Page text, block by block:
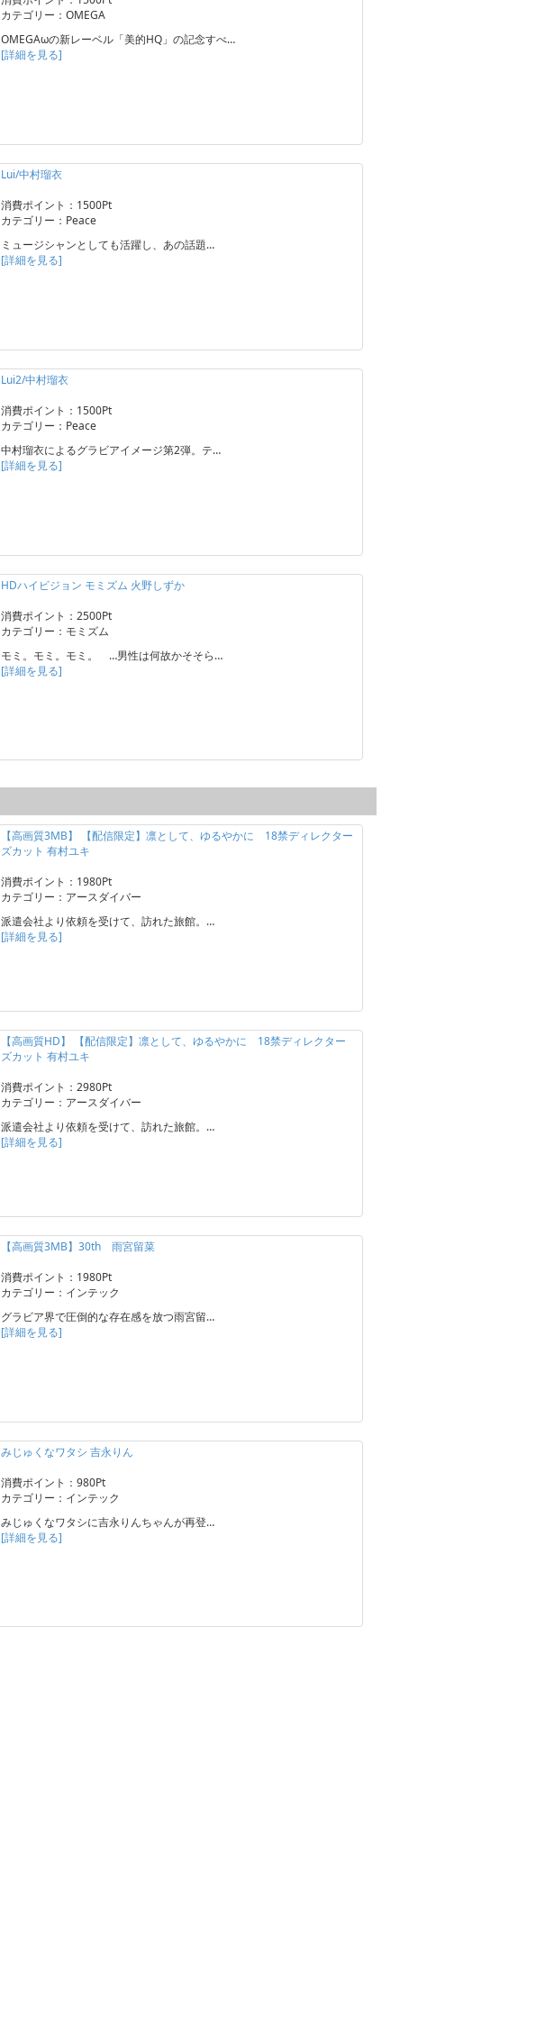
カテゴリー：OMEGA
OMEGAωの新レーベル「美的HQ」の記念すべ…
[詳細を見る]
Lui/中村瑠衣
消費ポイント：1500Pt
カテゴリー：Peace
ミュージシャンとしても活躍し、あの話題…
[詳細を見る]
Lui2/中村瑠衣
消費ポイント：1500Pt
カテゴリー：Peace
中村瑠衣によるグラビアイメージ第2弾。テ…
[詳細を見る]
HDハイビジョン モミズム 火野しずか
消費ポイント：2500Pt
カテゴリー：モミズム
モミ。モミ。モミ。 …男性は何故かそそら…
[詳細を見る]
【高画質3MB】 【配信限定】凛として、ゆるやかに 18禁ディレクター
ズカット 有村ユキ
消費ポイント：1980Pt
カテゴリー：アースダイバー
派遣会社より依頼を受けて、訪れた旅館。…
[詳細を見る]
【高画質HD】 【配信限定】凛として、ゆるやかに 18禁ディレクター
ズカット 有村ユキ
消費ポイント：2980Pt
カテゴリー：アースダイバー
派遣会社より依頼を受けて、訪れた旅館。…
[詳細を見る]
【高画質3MB】30th 雨宮留菜
消費ポイント：1980Pt
カテゴリー：インテック
グラビア界で圧倒的な存在感を放つ雨宮留…
[詳細を見る]
みじゅくなワタシ 吉永りん
消費ポイント：980Pt
カテゴリー：インテック
みじゅくなワタシに吉永りんちゃんが再登…
[詳細を見る]